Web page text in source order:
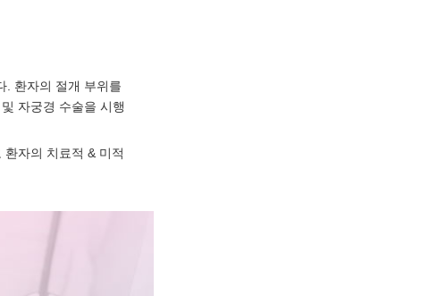
. 환자의 절개 부위를
자궁경 수술을 시행
자의 치료적 & 미적